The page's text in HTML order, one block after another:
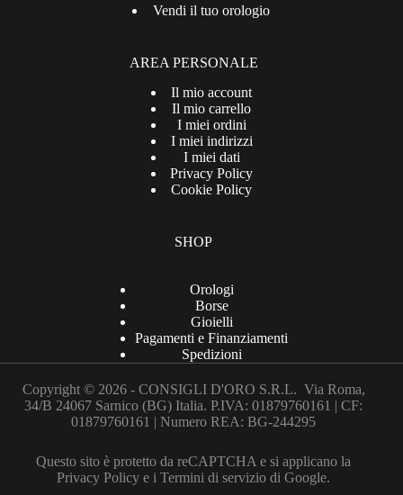
Vendi il tuo orologio
AREA PERSONALE
Il mio account
Il mio carrello
I miei ordini
I miei indirizzi
I miei dati
Privacy Policy
Cookie Policy
SHOP
Orologi
Borse
Gioielli
Pagamenti e Finanziamenti
Spedizioni
Copyright © 2026 - CONSIGLI D'ORO S.R.L. Via Roma,
34/B 24067 Sarnico (BG) Italia. P.IVA: 01879760161 | CF:
01879760161 | Numero REA: BG-244295
Questo sito è protetto da reCAPTCHA e si applicano la
Privacy Policy e iTermini di servizio di Google.